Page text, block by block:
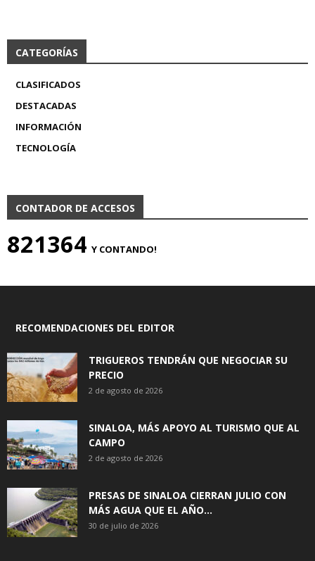
CATEGORÍAS
CLASIFICADOS
DESTACADAS
INFORMACIÓN
TECNOLOGÍA
CONTADOR DE ACCESOS
821364 Y CONTANDO!
RECOMENDACIONES DEL EDITOR
TRIGUEROS TENDRÁN QUE NEGOCIAR SU
PRECIO
2 de agosto de 2026
SINALOA, MÁS APOYO AL TURISMO QUE AL
CAMPO
2 de agosto de 2026
PRESAS DE SINALOA CIERRAN JULIO CON
MÁS AGUA QUE EL AÑO...
30 de julio de 2026